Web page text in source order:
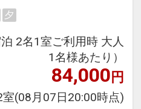
呂を備え、疲れを
湯を存分にご堪能い
の拠点としても便利
温泉本館や商店街へ
夕
泊 2名1室ご利用時 大人
1名様あたり）
84,000円
室(08月07日20:00時点)